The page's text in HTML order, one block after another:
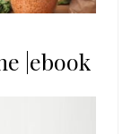
|ebook